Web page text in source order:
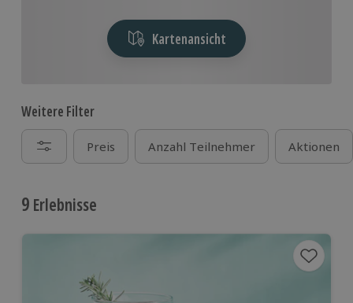
Kartenansicht
Weitere Filter
Preis Anzahl Teilnehmer Aktionen
9 Erlebnisse